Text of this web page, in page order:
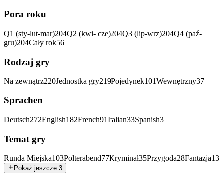
Pora roku
Q1 (sty-lut-mar)204Q2 (kwi- cze)204Q3 (lip-wrz)204Q4 (paź-
gru)204Cały rok56
Rodzaj gry
Na zewnątrz220Jednostka gry219Pojedynek101Wewnętrzny37
Sprachen
Deutsch272English182French91Italian33Spanish3
Temat gry
Runda Miejska103Polterabend77Kryminał35Przygoda28Fantazja13
Pokaż jeszcze 3